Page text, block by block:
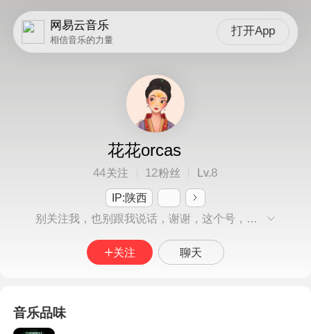
网易云音乐
相信音乐的力量
打开App
花花orcas
44关注 12粉丝 Lv.8
IP:陕西
别关注我，也别跟我说话，谢谢，这个号，许我一个人静静
关注 聊天
音乐品味